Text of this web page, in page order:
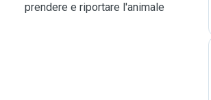
prendere e riportare l'animale